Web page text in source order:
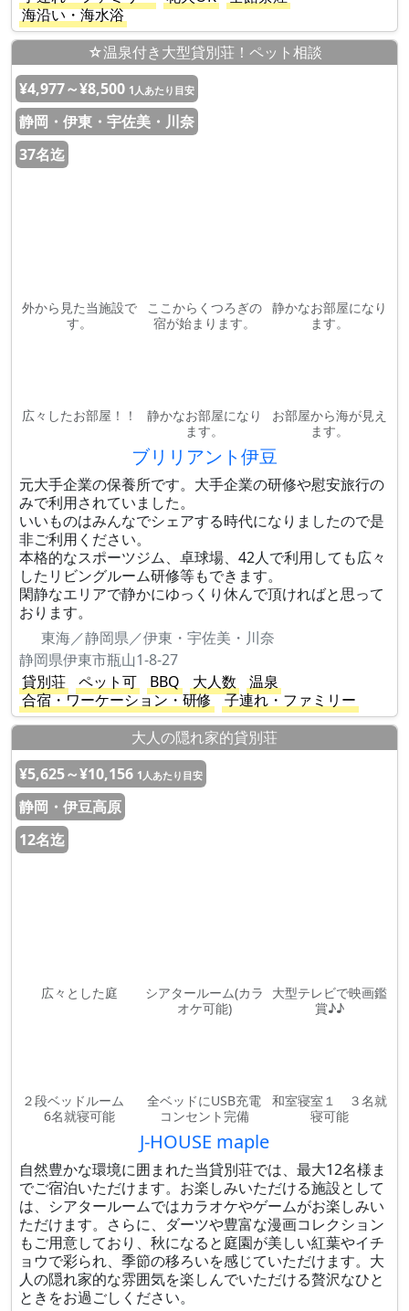
海沿い・海水浴
☆温泉付き大型貸別荘！ペット相談
¥4,977～¥8,500 1人あたり目安
静岡・伊東・宇佐美・川奈
37名迄
外から見た当施設で
す。
ここからくつろぎの
宿が始まります。
静かなお部屋になり
ます。
広々したお部屋！！
静かなお部屋になり
ます。
お部屋から海が見え
ます。
ブリリアント伊豆
元大手企業の保養所です。大手企業の研修や慰安旅行の
みで利用されていました。
いいものはみんなでシェアする時代になりましたので是
非ご利用ください。
本格的なスポーツジム、卓球場、42人で利用しても広々
したリビングルーム研修等もできます。
閑静なエリアで静かにゆっくり休んで頂ければと思って
おります。
東海／静岡県／伊東・宇佐美・川奈
静岡県伊東市瓶山1-8-27
貸別荘
ペット可 BBQ 大人数
温泉
合宿・ワーケーション・研修
子連れ・ファミリー
大人の隠れ家的貸別荘
¥5,625～¥10,156 1人あたり目安
静岡・伊豆高原
12名迄
広々とした庭
シアタールーム(カラ
オケ可能)
大型テレビで映画鑑
賞♪♪
２段ベッドルーム
6名就寝可能
全ベッドにUSB充電
コンセント完備
和室寝室１ ３名就
寝可能
J-HOUSE maple
自然豊かな環境に囲まれた当貸別荘では、最大12名様ま
でご宿泊いただけます。お楽しみいただける施設として
は、シアタールームではカラオケやゲームがお楽しみい
ただけます。さらに、ダーツや豊富な漫画コレクション
もご用意しており、秋になると庭園が美しい紅葉やイチ
ョウで彩られ、季節の移ろいを感じていただけます。大
人の隠れ家的な雰囲気を楽しんでいただける贅沢なひと
ときをお過ごしください。